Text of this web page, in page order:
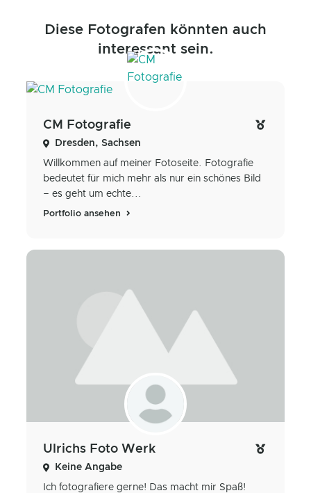
Diese Fotografen könnten auch
interessant sein.
CM Fotografie
Dresden, Sachsen
Willkommen auf meiner Fotoseite. Fotografie
bedeutet für mich mehr als nur ein schönes Bild
– es geht um echte...
Portfolio ansehen
Ulrichs Foto Werk
Keine Angabe
Ich fotografiere gerne! Das macht mir Spaß!